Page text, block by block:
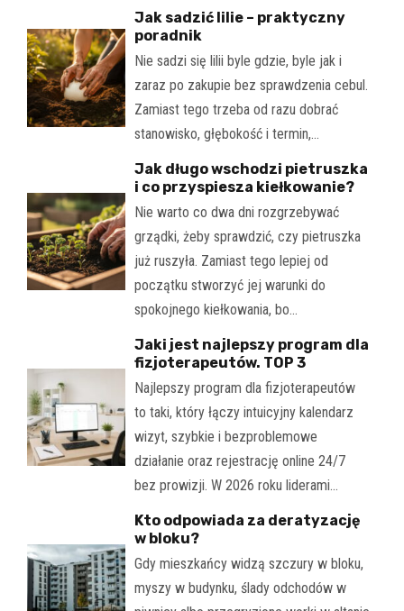
Jak sadzić lilie – praktyczny
poradnik
Nie sadzi się lilii byle gdzie, byle jak i
zaraz po zakupie bez sprawdzenia cebul.
Zamiast tego trzeba od razu dobrać
stanowisko, głębokość i termin,…
Jak długo wschodzi pietruszka
i co przyspiesza kiełkowanie?
Nie warto co dwa dni rozgrzebywać
grządki, żeby sprawdzić, czy pietruszka
już ruszyła. Zamiast tego lepiej od
początku stworzyć jej warunki do
spokojnego kiełkowania, bo…
Jaki jest najlepszy program dla
fizjoterapeutów. TOP 3
Najlepszy program dla fizjoterapeutów
to taki, który łączy intuicyjny kalendarz
wizyt, szybkie i bezproblemowe
działanie oraz rejestrację online 24/7
bez prowizji. W 2026 roku liderami…
Kto odpowiada za deratyzację
w bloku?
Gdy mieszkańcy widzą szczury w bloku,
myszy w budynku, ślady odchodów w